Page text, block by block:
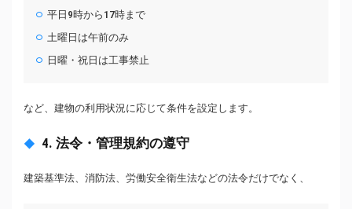
平日9時から17時まで
土曜日は午前のみ
日曜・祝日は工事禁止
など、建物の利用状況に応じて条件を設定します。
4. 法令・管理規約の遵守
建築基準法、消防法、労働安全衛生法などの法令だけでなく、